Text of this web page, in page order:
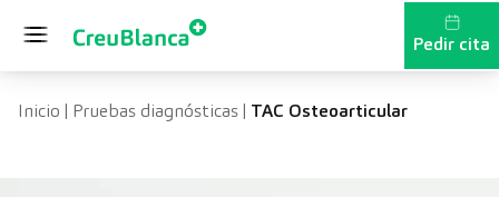
Pedir cita
Inicio | Pruebas diagnósticas| TAC Osteoarticular